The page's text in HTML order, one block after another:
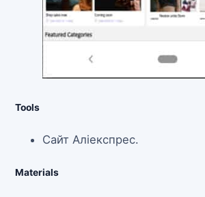
Tools
Сайт Аліекспрес.
Materials